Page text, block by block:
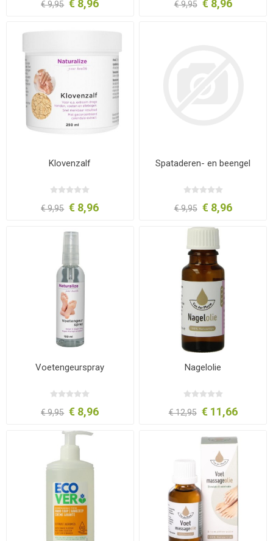
€ 9,95 € 8,96 € 9,95 € 8,96
Klovenzalf
€ 9,95 € 8,96
Spataderen- en beengel
€ 9,95 € 8,96
Voetengeurspray
€ 9,95 € 8,96
Nagelolie
€ 12,95 € 11,66